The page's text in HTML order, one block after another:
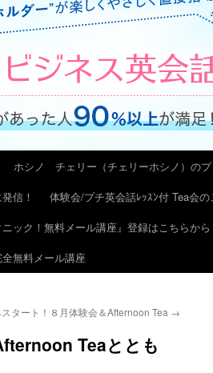
ホシノ チェリー（チェリーホシノ）の
信！
体験会/プチ英会話ﾚｯｽﾝ付 Tea会の
ック！無料メール講座』登録はこちらから
無料メール講座
タート！８月体験会＆Afternoon Tea →
Teaととも